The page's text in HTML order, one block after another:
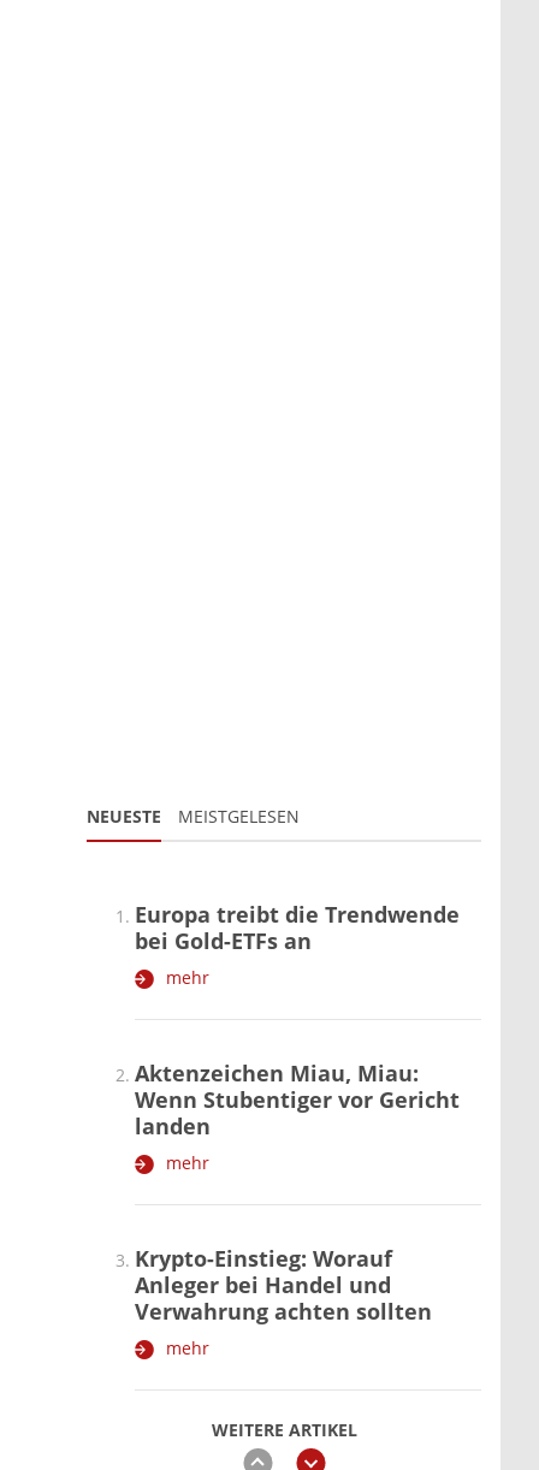
NEUESTE MEISTGELESEN
WEITERE ARTIKEL
zurückweiter
Europa treibt die Trendwende
bei Gold-ETFs an
mehr
Aktenzeichen Miau, Miau:
Wenn Stubentiger vor Gericht
landen
mehr
Krypto-Einstieg: Worauf
Anleger bei Handel und
Verwahrung achten sollten
mehr